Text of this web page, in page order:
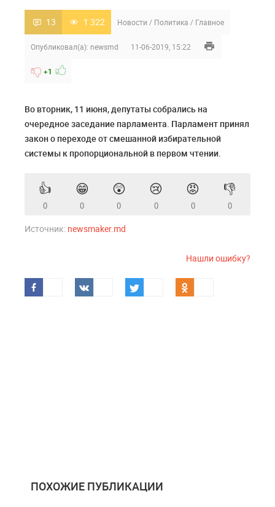
13 1 322 Новости / Политика / Главное
Опубликовал(а): newsmd 11-06-2019, 15:22
+1
Во вторник, 11 июня, депутаты собрались на
очередное заседание парламента. Парламент принял
закон о переходе от смешанной избирательной
системы к пропорциональной в первом чтении.
👍
0
😁
0
😲
0
😢
0
😡
0
👎
0
Источник: newsmaker.md
Нашли ошибку?
ПОХОЖИЕ ПУБЛИКАЦИИ